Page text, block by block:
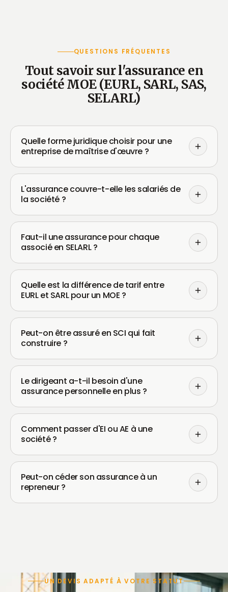
QUESTIONS FRÉQUENTES
Tout savoir sur l'assurance en
société MOE (EURL, SARL, SAS,
SELARL)
Quelle forme juridique choisir pour une
entreprise de maîtrise d'œuvre ?
L'assurance couvre-t-elle les salariés de
la société ?
Faut-il une assurance pour chaque
associé en SELARL ?
Quelle est la différence de tarif entre
EURL et SARL pour un MOE ?
Peut-on être assuré en SCI qui fait
construire ?
Le dirigeant a-t-il besoin d'une
assurance personnelle en plus ?
Comment passer d'EI ou AE à une
société ?
Peut-on céder son assurance à un
repreneur ?
UN DEVIS ADAPTÉ À VOTRE STATUT